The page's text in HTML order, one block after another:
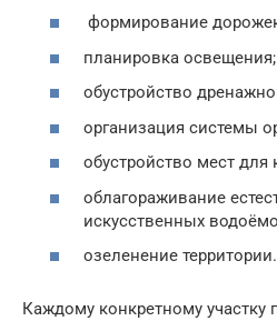
формирование
планировка освещения;
обустройство
организация системы
обустройство мест
облагораживание
искусственных
озеленение территории.
Каждому конкретному участку